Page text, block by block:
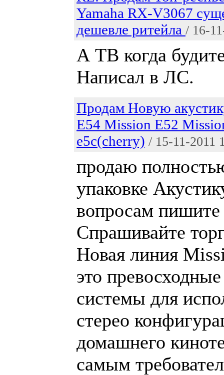
Yamaha RX-V3067
дешевле ритейла / 16-
А ТВ когда
Написал в ЛС.
Продам Новую
E54 Mission E52
e5c(cherry) / 15-11-2011
продаю
упаковке
вопросам
Спрашивайте
Новая линия
это
системы для
стерео
домашнего
самым